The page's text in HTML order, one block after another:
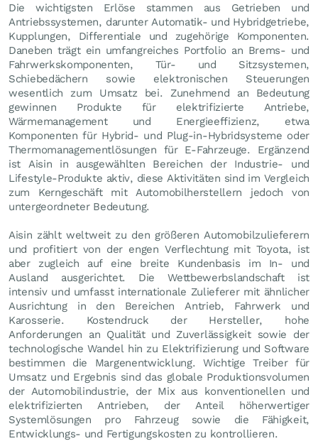
Die wichtigsten Erlöse stammen aus Getrieben und
Antriebssystemen, darunter Automatik- und Hybridgetriebe,
Kupplungen, Differentiale und zugehörige Komponenten.
Daneben trägt ein umfangreiches Portfolio an Brems- und
Fahrwerkskomponenten, Tür- und Sitzsystemen,
Schiebedächern sowie elektronischen Steuerungen
wesentlich zum Umsatz bei. Zunehmend an Bedeutung
gewinnen Produkte für elektrifizierte Antriebe,
Wärmemanagement und Energieeffizienz, etwa
Komponenten für Hybrid- und Plug-in-Hybridsysteme oder
Thermomanagementlösungen für E-Fahrzeuge. Ergänzend
ist Aisin in ausgewählten Bereichen der Industrie- und
Lifestyle-Produkte aktiv, diese Aktivitäten sind im Vergleich
zum Kerngeschäft mit Automobilherstellern jedoch von
untergeordneter Bedeutung.
Aisin zählt weltweit zu den größeren Automobilzulieferern
und profitiert von der engen Verflechtung mit Toyota, ist
aber zugleich auf eine breite Kundenbasis im In- und
Ausland ausgerichtet. Die Wettbewerbslandschaft ist
intensiv und umfasst internationale Zulieferer mit ähnlicher
Ausrichtung in den Bereichen Antrieb, Fahrwerk und
Karosserie. Kostendruck der Hersteller, hohe
Anforderungen an Qualität und Zuverlässigkeit sowie der
technologische Wandel hin zu Elektrifizierung und Software
bestimmen die Margenentwicklung. Wichtige Treiber für
Umsatz und Ergebnis sind das globale Produktionsvolumen
der Automobilindustrie, der Mix aus konventionellen und
elektrifizierten Antrieben, der Anteil höherwertiger
Systemlösungen pro Fahrzeug sowie die Fähigkeit,
Entwicklungs- und Fertigungskosten zu kontrollieren.